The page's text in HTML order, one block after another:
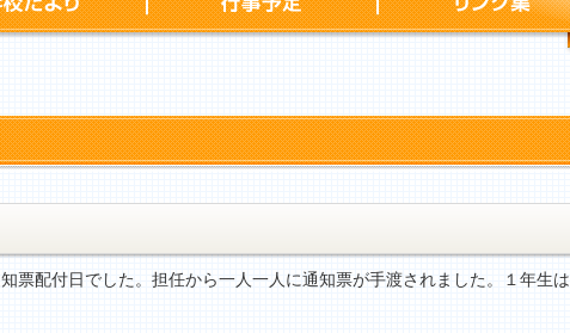
配付日でした。担任から一人一人に通知票が手渡されました。１年生は